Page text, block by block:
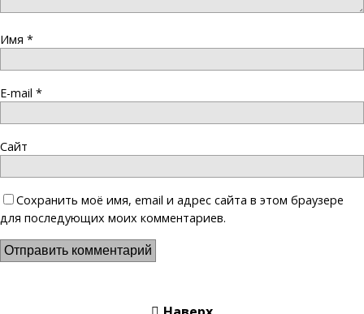
Имя *
E-mail *
Сайт
Сохранить моё имя, email и адрес сайта в этом браузере
для последующих моих комментариев.